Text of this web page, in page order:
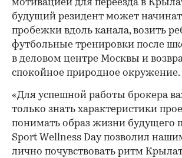
мотивацией для переезда в
будущий резидент может
пробежки вдоль канала, возить
футбольные тренировки после
в деловом центре Москвы и
спокойное природное окружение.
«Для успешной работы брокера
только знать характеристики
понимать образ жизни будущего
Sport Wellness Day позволил
лично почувствовать ритм